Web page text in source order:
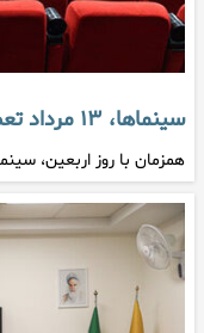
سینماها، ۱۳ مرداد تعطیل خواهندبود
همزمان با روز اربعین،